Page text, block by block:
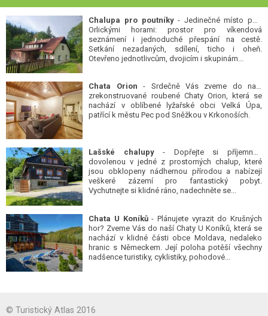
Chalupa pro poutníky- Jedinečné místo pod
Orlickými horami: prostor pro víkendová
seznámení i jednoduché přespání na cestě.
Setkání nezadaných, sdílení, ticho i oheň.
Otevřeno jednotlivcům, dvojicím i skupinám...
Chata Orion - Srdečně Vás zveme do naší
zrekonstruované roubené Chaty Orion, která se
nachází v oblíbené lyžařské obci Velká Úpa,
patřící k městu Pec pod Sněžkou v Krkonoších.
Lašské chalupy- Dopřejte si příjemnou
dovolenou v jedné z prostorných chalup, které
jsou obklopeny nádhernou přírodou a nabízejí
veškeré zázemí pro fantastický pobyt.
Vychutnejte si klidné ráno, nadechněte se...
Chata U Koníků- Plánujete vyrazit do Krušných
hor? Zveme Vás do naší Chaty U Koníků, která se
nachází v klidné části obce Moldava, nedaleko
hranic s Německem. Její poloha potěší všechny
nadšence turistiky, cyklistiky, pohodové...
© Turistický Atlas 2016